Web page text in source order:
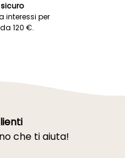
interessi per
120 €.
che ti aiuta!